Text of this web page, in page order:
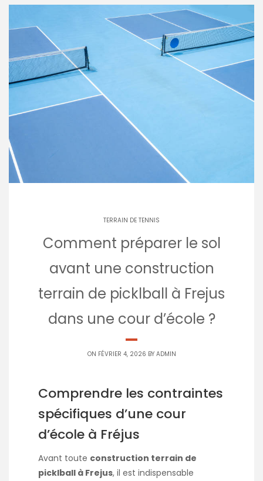
TERRAIN DE TENNIS
Comment préparer le sol
avant une construction
terrain de picklball à Frejus
dans une cour d’école ?
ON FÉVRIER 4, 2026 BY ADMIN
Comprendre les contraintes
spécifiques d’une cour
d’école à Fréjus
Avant toute construction terrain de
picklball à Frejus, il est indispensable